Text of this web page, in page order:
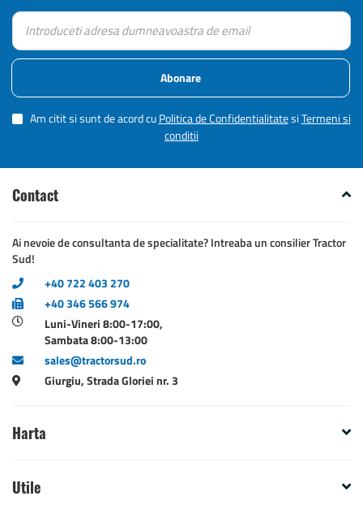
Abonare
Am citit si sunt de acord cuPolitica de ConfidentialitatesiTermeni si
conditii
Contact
Ai nevoie de consultanta de specialitate? Intreaba un consilier Tractor
Sud!
+40 722 403 270
+40 346 566 974
Luni-Vineri 8:00-17:00,
Sambata 8:00-13:00
sales@tractorsud.ro
Giurgiu, Strada Gloriei nr. 3
Harta
Utile